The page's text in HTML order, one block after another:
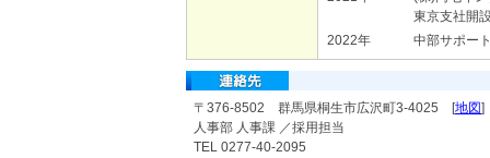
東京支社開
2022年
中部サポー
〒376-8502 群馬県桐生市広沢町3-4025 [地図]
人事部 人事課 ／採用担当
TEL 0277-40-2095